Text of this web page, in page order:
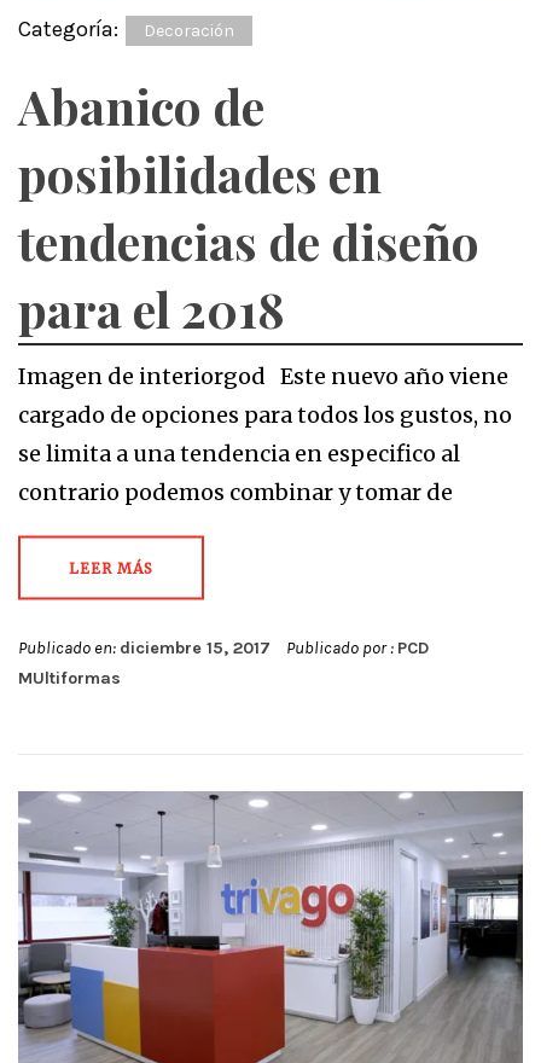
Categoría: Decoración
Abanico de
posibilidades en
tendencias de diseño
para el 2018
Imagen de interiorgod Este nuevo año viene
cargado de opciones para todos los gustos, no
se limita a una tendencia en especifico al
contrario podemos combinar y tomar de
LEER MÁS
Publicado en: diciembre 15, 2017 Publicado por : PCD
MUltiformas